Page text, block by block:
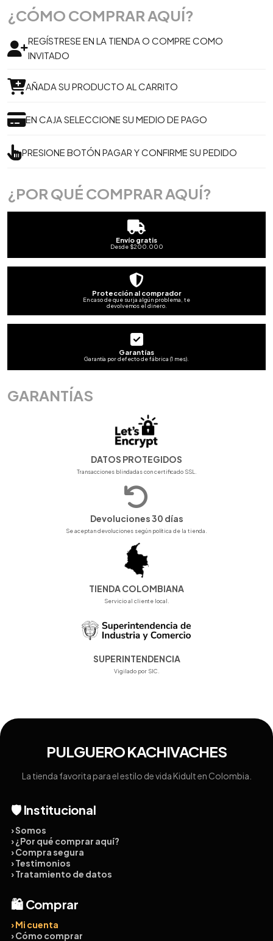
¿CÓMO COMPRAR AQUÍ?
REGÍSTRESE EN LA TIENDA O COMPRE COMO
INVITADO
AÑADA SU PRODUCTO AL CARRITO
EN CAJA SELECCIONE SU MEDIO DE PAGO
PRESIONE BOTÓN PAGAR Y CONFIRME SU PEDIDO
¿POR QUÉ COMPRAR AQUÍ?
Envío gratis
Desde $200.000
Protección al comprador
En caso de que surja algún problema, te
devolvemos el dinero.
Garantías
Garantía por defecto de fábrica (1 mes).
GARANTÍAS
DATOS PROTEGIDOS
Transacciones blindadas con certificado SSL.
Devoluciones 30 días
Se aceptan devoluciones según política de la tienda.
TIENDA COLOMBIANA
Servicio al cliente local.
SUPERINTENDENCIA
Vigilado por SIC.
PULGUERO KACHIVACHES
La tienda favorita para el estilo de vida Kidult en Colombia.
🛡️ Institucional
› Somos
› ¿Por qué comprar aquí?
› Compra segura
› Testimonios
› Tratamiento de datos
🛍️ Comprar
› Mi cuenta
› Cómo comprar